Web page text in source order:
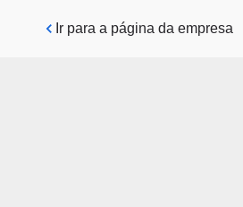
Pular para o conteúdo principal
Ir para a página da empresa